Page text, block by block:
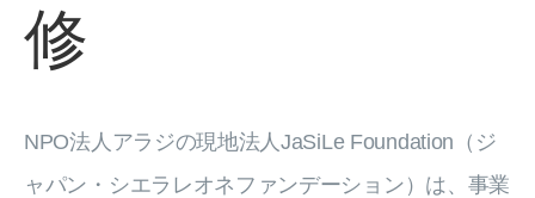
修
NPO法人アラジの現地法人JaSiLe Foundation（ジ
ャパン・シエラレオネファンデーション）は、事業